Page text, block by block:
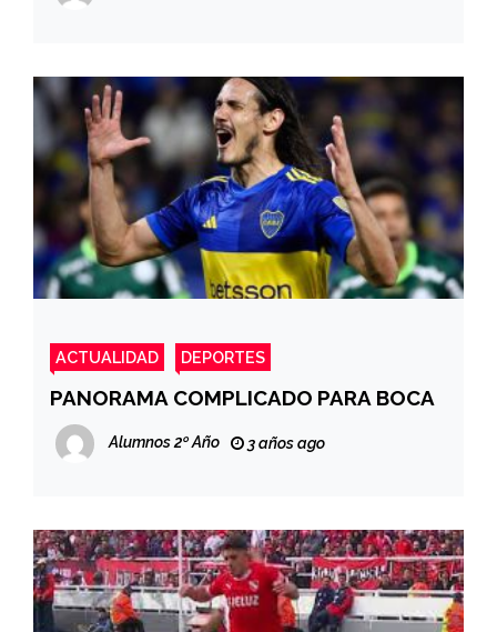
ACTUALIDAD DEPORTES
PANORAMA COMPLICADO PARA BOCA
Alumnos 2º Año 3 años ago